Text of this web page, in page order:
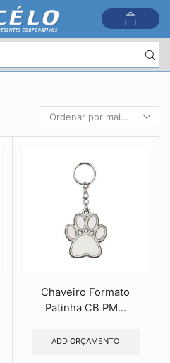
de
Chaveiro Formato
Patinha CB PM...
ADD ORÇAMENTO